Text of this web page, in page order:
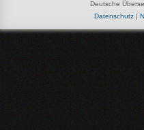
Deutsche
Datenschutz|